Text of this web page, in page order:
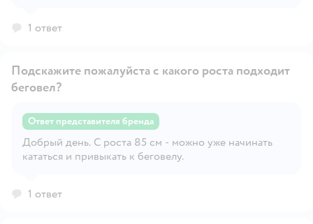
1 ответ
Подскажите пожалуйста с какого роста подходит
беговел?
Ответ представителя бренда
Добрый день. С роста 85 см - можно уже начинать
кататься и привыкать к беговелу.
1 ответ